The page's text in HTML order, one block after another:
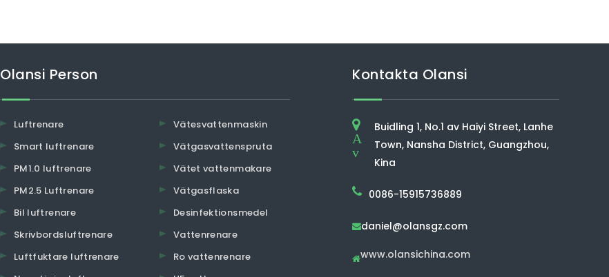
Olansi Person
Luftrenare
Smart luftrenare
PM1.0 luftrenare
PM2.5 Luftrenare
Bil luftrenare
Skrivbordsluftrenare
Luftfuktare luftrenare
Vätesvattenmaskin
Vätgasvattenspruta
Vätet vattenmakare
Vätgasflaska
Desinfektionsmedel
Vattenrenare
Ro vattenrenare
Kontakta Olansi
A
v
Buidling 1, No.1 av Haiyi Street, Lanhe
Town, Nansha District, Guangzhou,
Kina
0086-15915736889
daniel@olansgz.com
www.olansichina.com